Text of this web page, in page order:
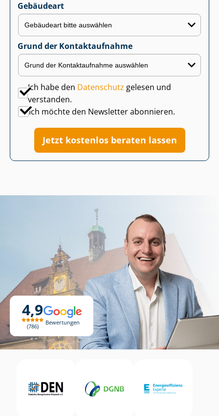
4,9
786
Bewertungen
Gebäudeart
Grund der Kontaktaufnahme
Ich habe den Datenschutz gelesen und
verstanden.
Ich möchte den Newsletter abonnieren.
Jetzt kostenlos beraten lassen